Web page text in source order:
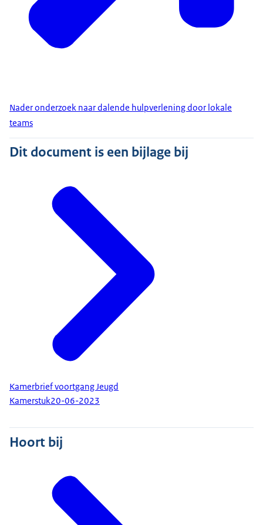
Nader onderzoek naar dalende hulpverlening door lokale
teams
Dit document is een bijlage bij
Kamerbrief voortgang Jeugd
Kamerstuk20-06-2023
Hoort bij